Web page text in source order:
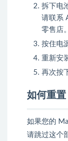
拆下电
请联系
零售店。
按住电
重新安
再次按
如何重
如果您的
请跳过这个